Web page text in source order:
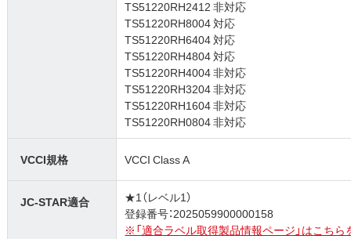
TS51220RH2412 非対応
TS51220RH8004 対応
TS51220RH6404 対応
TS51220RH4804 対応
TS51220RH4004 非対応
TS51220RH3204 非対応
TS51220RH1604 非対応
TS51220RH0804 非対応
VCCI規格 VCCI Class A
JC-STAR適合
★1（レベル1）
登録番号：2025059900000158
※「適合ラベル取得製品情報ページ」はこちら